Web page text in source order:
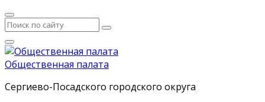
Общественная палата
Сергиево-Посадского городского округа